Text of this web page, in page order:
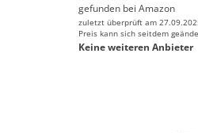
gefunden bei Amazon
zuletzt überprüft am
Preis kann sich seitdem
Keine weiteren Anbieter